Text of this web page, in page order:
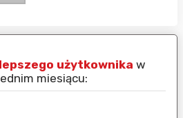
użytkownika w
miesiącu: